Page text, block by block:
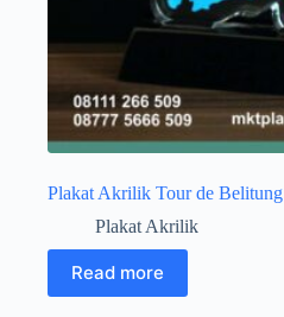
Plakat Akrilik Tour de Belitung
Plakat Akrilik
Read more